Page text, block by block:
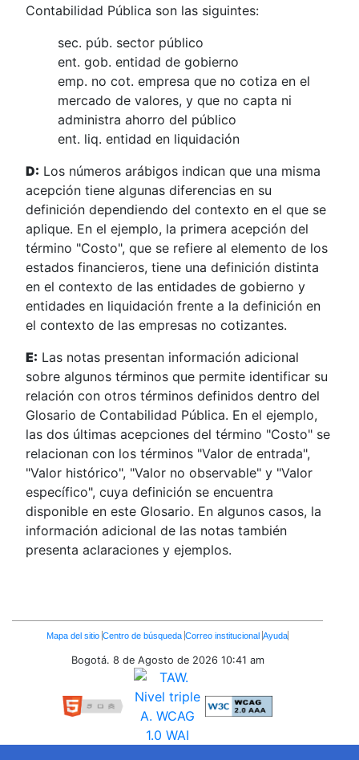
Contabilidad Pública son las siguintes:
sec. púb. sector público
ent. gob. entidad de gobierno
emp. no cot. empresa que no cotiza en el
mercado de valores, y que no capta ni
administra ahorro del público
ent. liq. entidad en liquidación
D: Los números arábigos indican que una misma
acepción tiene algunas diferencias en su
definición dependiendo del contexto en el que se
aplique. En el ejemplo, la primera acepción del
término "Costo", que se refiere al elemento de los
estados financieros, tiene una definición distinta
en el contexto de las entidades de gobierno y
entidades en liquidación frente a la definición en
el contexto de las empresas no cotizantes.
E: Las notas presentan información adicional
sobre algunos términos que permite identificar su
relación con otros términos definidos dentro del
Glosario de Contabilidad Pública. En el ejemplo,
las dos últimas acepciones del término "Costo" se
relacionan con los términos "Valor de entrada",
"Valor histórico", "Valor no observable" y "Valor
específico", cuya definición se encuentra
disponible en este Glosario. En algunos casos, la
información adicional de las notas también
presenta aclaraciones y ejemplos.
Enlaces
Inferiores
Mapa del sitio Centro de búsqueda Correo institucional Ayuda
Bogotá. 8 de Agosto de 2026 10:41 am